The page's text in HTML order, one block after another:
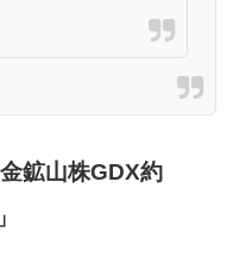
鉱山株GDX約